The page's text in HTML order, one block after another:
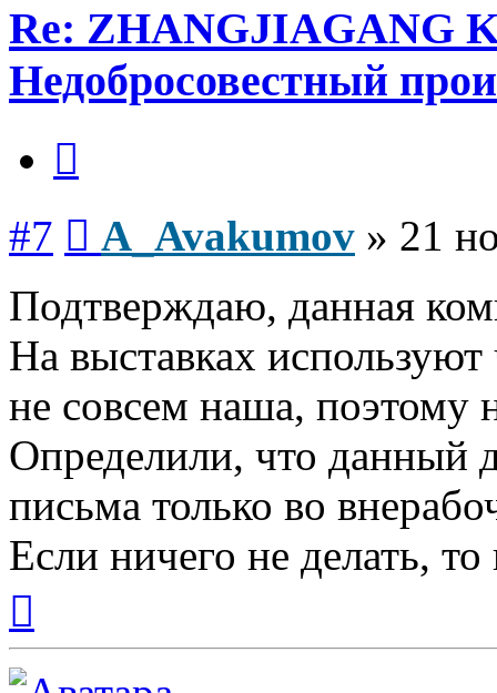
Re: ZHANGJIAGANG
Недобросовестный
#7 A_Avakumov » 21
Подтверждаю, данная
На выставках
не совсем наша, поэтому
Определили, что данный
письма только во
Если ничего не делать,
началу